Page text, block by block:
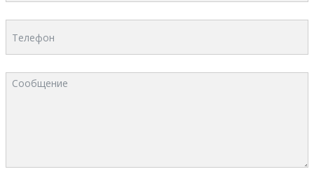
Сообщение